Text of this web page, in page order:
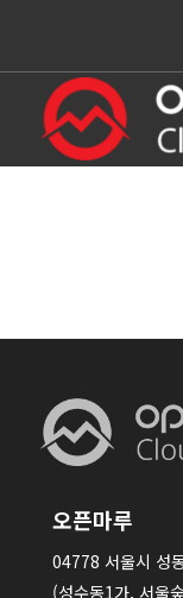
오픈마루
04778 서울시 성
(성수동1가, 서울